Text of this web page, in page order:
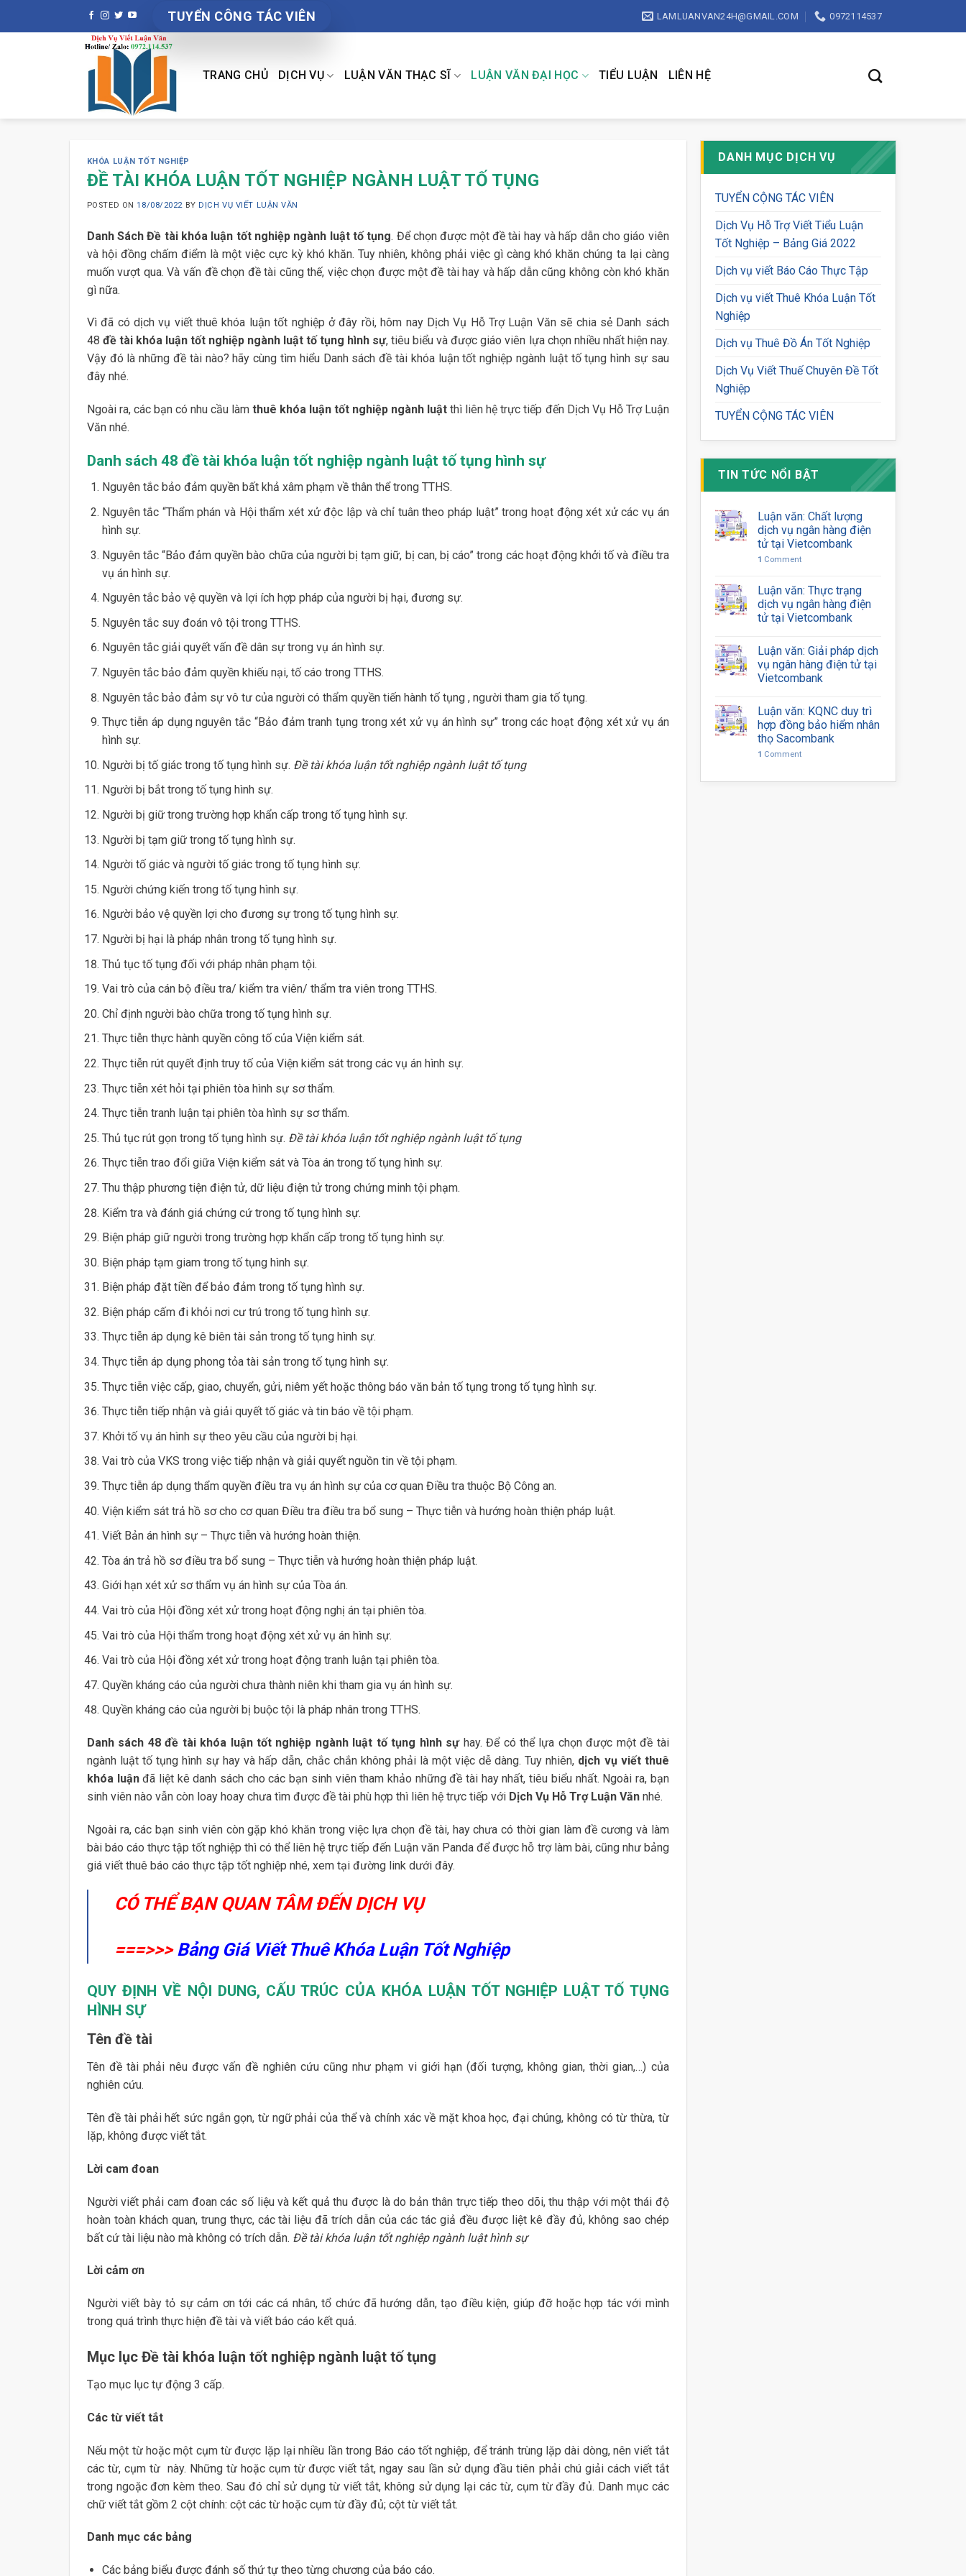
TUYỂN CÔNG TÁC VIÊN LAMLUANVAN24H@GMAIL.COM 0972114537
TRANG CHỦ DỊCH VỤ LUẬN VĂN THẠC SĨ LUẬN VĂN ĐẠI HỌC TIỂU LUẬN LIÊN HỆ
KHÓA LUẬN TỐT NGHIỆP
ĐỀ TÀI KHÓA LUẬN TỐT NGHIỆP NGÀNH LUẬT TỐ TỤNG
POSTED ON18/08/2022 BY DỊCH VỤ VIẾT LUẬN VĂN
Danh Sách Đề tài khóa luận tốt nghiệp ngành luật tố tụng. Để chọn được một đề tài hay và hấp dẫn cho giáo viên
và hội đồng chấm điểm là một việc cực kỳ khó khăn. Tuy nhiên, không phải việc gì càng khó khăn chúng ta lại càng
muốn vượt qua. Và vấn đề chọn đề tài cũng thế, việc chọn được một đề tài hay và hấp dẫn cũng không còn khó khăn
gì nữa.
Vì đã có dịch vụ viết thuê khóa luận tốt nghiệp ở đây rồi, hôm nay Dịch Vụ Hỗ Trợ Luận Văn sẽ chia sẻ Danh sách
48 đề tài khóa luận tốt nghiệp ngành luật tố tụng hình sự, tiêu biểu và được giáo viên lựa chọn nhiều nhất hiện nay.
Vậy đó là những đề tài nào? hãy cùng tìm hiểu Danh sách đề tài khóa luận tốt nghiệp ngành luật tố tụng hình sự sau
đây nhé.
Ngoài ra, các bạn có nhu cầu làmthuê khóa luận tốt nghiệp ngành luật thì liên hệ trực tiếp đến Dịch Vụ Hỗ Trợ Luận
Văn nhé.
Danh sách 48 đề tài khóa luận tốt nghiệp ngành luật tố tụng hình sự
Nguyên tắc bảo đảm quyền bất khả xâm phạm về thân thể trong TTHS.
Nguyên tắc “Thẩm phán và Hội thẩm xét xử độc lập và chỉ tuân theo pháp luật” trong hoạt động xét xử các vụ án
hình sự.
Nguyên tắc “Bảo đảm quyền bào chữa của người bị tạm giữ, bị can, bị cáo” trong các hoạt động khởi tố và điều tra
vụ án hình sự.
Nguyên tắc bảo vệ quyền và lợi ích hợp pháp của người bị hại, đương sự.
Nguyên tắc suy đoán vô tội trong TTHS.
Nguyên tắc giải quyết vấn đề dân sự trong vụ án hình sự.
Nguyên tắc bảo đảm quyền khiếu nại, tố cáo trong TTHS.
Nguyên tắc bảo đảm sự vô tư của người có thẩm quyền tiến hành tố tụng , người tham gia tố tụng.
Thực tiễn áp dụng nguyên tắc “Bảo đảm tranh tụng trong xét xử vụ án hình sự” trong các hoạt động xét xử vụ án
hình sự.
Người bị tố giác trong tố tụng hình sự. Đề tài khóa luận tốt nghiệp ngành luật tố tụng
Người bị bắt trong tố tụng hình sự.
Người bị giữ trong trường hợp khẩn cấp trong tố tụng hình sự.
Người bị tạm giữ trong tố tụng hình sự.
Người tố giác và người tố giác trong tố tụng hình sự.
Người chứng kiến trong tố tụng hình sự.
Người bảo vệ quyền lợi cho đương sự trong tố tụng hình sự.
Người bị hại là pháp nhân trong tố tụng hình sự.
Thủ tục tố tụng đối với pháp nhân phạm tội.
Vai trò của cán bộ điều tra/ kiểm tra viên/ thẩm tra viên trong TTHS.
Chỉ định người bào chữa trong tố tụng hình sự.
Thực tiễn thực hành quyền công tố của Viện kiểm sát.
Thực tiễn rút quyết định truy tố của Viện kiểm sát trong các vụ án hình sự.
Thực tiễn xét hỏi tại phiên tòa hình sự sơ thẩm.
Thực tiễn tranh luận tại phiên tòa hình sự sơ thẩm.
Thủ tục rút gọn trong tố tụng hình sự. Đề tài khóa luận tốt nghiệp ngành luật tố tụng
Thực tiễn trao đổi giữa Viện kiểm sát và Tòa án trong tố tụng hình sự.
Thu thập phương tiện điện tử, dữ liệu điện tử trong chứng minh tội phạm.
Kiểm tra và đánh giá chứng cứ trong tố tụng hình sự.
Biện pháp giữ người trong trường hợp khẩn cấp trong tố tụng hình sự.
Biện pháp tạm giam trong tố tụng hình sự.
Biện pháp đặt tiền để bảo đảm trong tố tụng hình sự.
Biện pháp cấm đi khỏi nơi cư trú trong tố tụng hình sự.
Thực tiễn áp dụng kê biên tài sản trong tố tụng hình sự.
Thực tiễn áp dụng phong tỏa tài sản trong tố tụng hình sự.
Thực tiễn việc cấp, giao, chuyển, gửi, niêm yết hoặc thông báo văn bản tố tụng trong tố tụng hình sự.
Thực tiễn tiếp nhận và giải quyết tố giác và tin báo về tội phạm.
Khởi tố vụ án hình sự theo yêu cầu của người bị hại.
Vai trò của VKS trong việc tiếp nhận và giải quyết nguồn tin về tội phạm.
Thực tiễn áp dụng thẩm quyền điều tra vụ án hình sự của cơ quan Điều tra thuộc Bộ Công an.
Viện kiểm sát trả hồ sơ cho cơ quan Điều tra điều tra bổ sung – Thực tiễn và hướng hoàn thiện pháp luật.
Viết Bản án hình sự – Thực tiễn và hướng hoàn thiện.
Tòa án trả hồ sơ điều tra bổ sung – Thực tiễn và hướng hoàn thiện pháp luật.
Giới hạn xét xử sơ thẩm vụ án hình sự của Tòa án.
Vai trò của Hội đồng xét xử trong hoạt động nghị án tại phiên tòa.
Vai trò của Hội thẩm trong hoạt động xét xử vụ án hình sự.
Vai trò của Hội đồng xét xử trong hoạt động tranh luận tại phiên tòa.
Quyền kháng cáo của người chưa thành niên khi tham gia vụ án hình sự.
Quyền kháng cáo của người bị buộc tội là pháp nhân trong TTHS.
Danh sách 48 đề tài khóa luận tốt nghiệp ngành luật tố tụng hình sựhay. Để có thể lựa chọn được một đề tài
ngành luật tố tụng hình sự hay và hấp dẫn, chắc chắn không phải là một việc dễ dàng. Tuy nhiên, dịch vụ viết thuê
khóa luậnđã liệt kê danh sách cho các bạn sinh viên tham khảo những đề tài hay nhất, tiêu biểu nhất. Ngoài ra, bạn
sinh viên nào vẫn còn loay hoay chưa tìm được đề tài phù hợp thì liên hệ trực tiếp vớiDịch Vụ Hỗ Trợ Luận Vănnhé.
Ngoài ra, các bạn sinh viên còn gặp khó khăn trong việc lựa chọn đề tài, hay chưa có thời gian làm đề cương và làm
bài báo cáo thực tập tốt nghiệp thì có thể liên hệ trực tiếp đến Luận văn Panda để được hỗ trợ làm bài, cũng như bảng
giá viết thuê báo cáo thực tập tốt nghiệp nhé, xem tại đường link dưới đây.
CÓ THỂ BẠN QUAN TÂM ĐẾN DỊCH VỤ
===>>> Bảng Giá Viết Thuê Khóa Luận Tốt Nghiệp
QUY ĐỊNH VỀ NỘI DUNG, CẤU TRÚC CỦA KHÓA LUẬN TỐT NGHIỆP LUẬT TỐ TỤNG
HÌNH SỰ
Tên đề tài
Tên đề tài phải nêu được vấn đề nghiên cứu cũng như phạm vi giới hạn (đối tượng, không gian, thời gian,…) của
nghiên cứu.
Tên đề tài phải hết sức ngắn gọn, từ ngữ phải của thể và chính xác về mặt khoa học, đại chúng, không có từ thừa, từ
lặp, không được viết tắt.
Lời cam đoan
Người viết phải cam đoan các số liệu và kết quả thu được là do bản thân trực tiếp theo dõi, thu thập với một thái độ
hoàn toàn khách quan, trung thực, các tài liệu đã trích dẫn của các tác giả đều được liệt kê đầy đủ, không sao chép
bất cứ tài liệu nào mà không có trích dẫn. Đề tài khóa luận tốt nghiệp ngành luật hình sự
Lời cảm ơn
Người viết bày tỏ sự cảm ơn tới các cá nhân, tổ chức đã hướng dẫn, tạo điều kiện, giúp đỡ hoặc hợp tác với mình
trong quá trình thực hiện đề tài và viết báo cáo kết quả.
Mục lục Đề tài khóa luận tốt nghiệp ngành luật tố tụng
Tạo mục lục tự động 3 cấp.
Các từ viết tắt
Nếu một từ hoặc một cụm từ được lặp lại nhiều lần trong Báo cáo tốt nghiệp, để tránh trùng lặp dài dòng, nên viết tắt
các từ, cụm từ này. Những từ hoặc cụm từ được viết tắt, ngay sau lần sử dụng đầu tiên phải chú giải cách viết tắt
trong ngoặc đơn kèm theo. Sau đó chỉ sử dụng từ viết tắt, không sử dụng lại các từ, cụm từ đầy đủ. Danh mục các
chữ viết tắt gồm 2 cột chính: cột các từ hoặc cụm từ đầy đủ; cột từ viết tắt.
Danh mục các bảng
Các bảng biểu được đánh số thứ tự theo từng chương của báo cáo.
DANH MỤC DỊCH VỤ
TUYỂN CỘNG TÁC VIÊN
Dịch Vụ Hỗ Trợ Viết Tiểu Luận
Tốt Nghiệp – Bảng Giá 2022
Dịch vụ viết Báo Cáo Thực Tập
Dịch vụ viết Thuê Khóa Luận Tốt
Nghiệp
Dịch vụ Thuê Đồ Án Tốt Nghiệp
Dịch Vụ Viết Thuế Chuyên Đề Tốt
Nghiệp
TUYỂN CỘNG TÁC VIÊN
TIN TỨC NỔI BẬT
Luận văn: Chất lượng
dịch vụ ngân hàng điện
tử tại Vietcombank
1 Comment
Luận văn: Thực trạng
dịch vụ ngân hàng điện
tử tại Vietcombank
Luận văn: Giải pháp dịch
vụ ngân hàng điện tử tại
Vietcombank
Luận văn: KQNC duy trì
hợp đồng bảo hiểm nhân
thọ Sacombank
1 Comment